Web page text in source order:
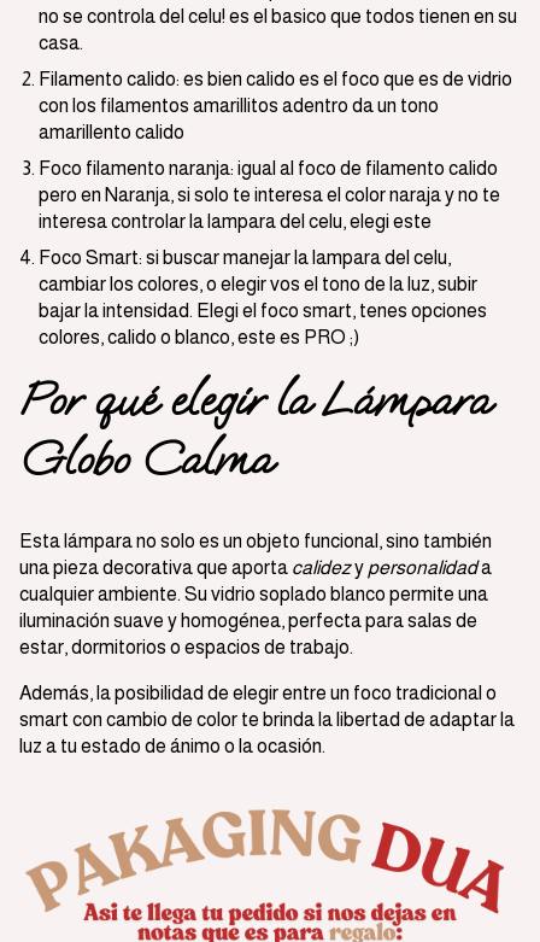
no se controla del celu! es el basico que todos tienen en su
casa.
Filamento calido: es bien calido es el foco que es de vidrio
con los filamentos amarillitos adentro da un tono
amarillento calido
Foco filamento naranja: igual al foco de filamento calido
pero en Naranja, si solo te interesa el color naraja y no te
interesa controlar la lampara del celu, elegi este
Foco Smart: si buscar manejar la lampara del celu,
cambiar los colores, o elegir vos el tono de la luz, subir
bajar la intensidad. Elegi el foco smart, tenes opciones
colores, calido o blanco, este es PRO ;)
Por qué elegir la Lámpara
Globo Calma
Esta lámpara no solo es un objeto funcional, sino también
una pieza decorativa que aporta calidezy personalidada
cualquier ambiente. Su vidrio soplado blanco permite una
iluminación suave y homogénea, perfecta para salas de
estar, dormitorios o espacios de trabajo.
Además, la posibilidad de elegir entre un foco tradicional o
smart con cambio de color te brinda la libertad de adaptar la
luz a tu estado de ánimo o la ocasión.